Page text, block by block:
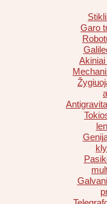
Garo